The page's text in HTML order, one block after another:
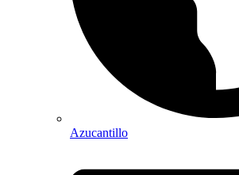
Azucantillo